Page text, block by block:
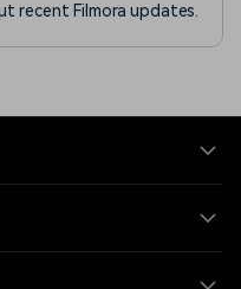
recent Filmora updates.